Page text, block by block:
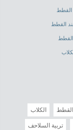
القطط
القطط الكلاب
تربية السلاحف